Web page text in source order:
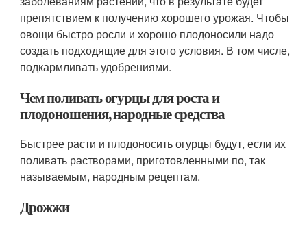
препятствием к получению хорошего урожая. Чтобы
овощи быстро росли и хорошо плодоносили надо
создать подходящие для этого условия. В том числе,
подкармливать удобрениями.
Чем поливать огурцы для роста и
плодоношения, народные средства
Быстрее расти и плодоносить огурцы будут, если их
поливать растворами, приготовленными по, так
называемым, народным рецептам.
Дрожжи